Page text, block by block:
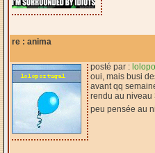
re : anima
posté par :
oui, mais busi
avant qq
rendu au niveau
peu pensée au